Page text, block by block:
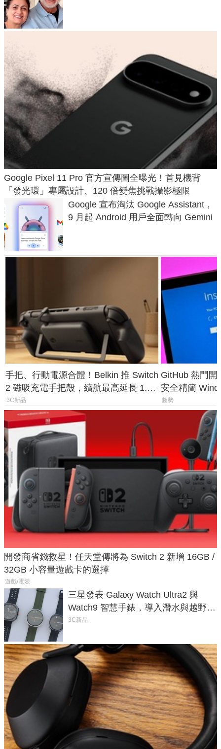
Google Pixel 11 Pro 官方宣傳圖全曝光！首見機背
「發光環」專屬設計、120 倍變焦挑戰攝影極限
Google 宣布淘汰 Google Assistant，
9 月起 Android 用戶全面轉向 Gemini
手把、行動電源合體！Belkin 推 Switch
2 磁吸充電手把殼，續航最高延長 1.5
倍
3C新品
GitHub 熱門開
安全精簡
後台追蹤
趨勢
開發商省錢救星！任天堂傳將為 Switch 2 新增 16GB /
32GB 小容量遊戲卡的選擇
遊戲/電競
三星發表 Galaxy Watch Ultra2 與
Watch9 智慧手錶，導入潛水與越野跑
導航功能
3C新品